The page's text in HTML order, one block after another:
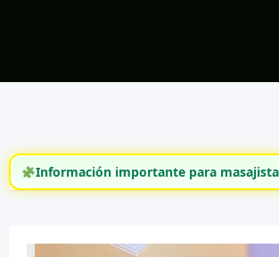
Información importante para